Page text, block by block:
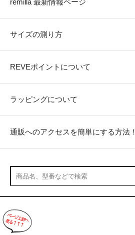
サイズの測り方
REVEポイントについて
ラッピングについて
通販へのアクセスを簡単にする方法！